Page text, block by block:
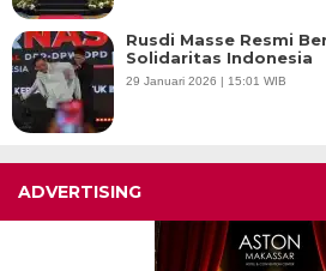
Rusdi Masse Resmi
Solidaritas Indonesia
29 Januari 2026 | 15:01 WIB
ADVERTISING